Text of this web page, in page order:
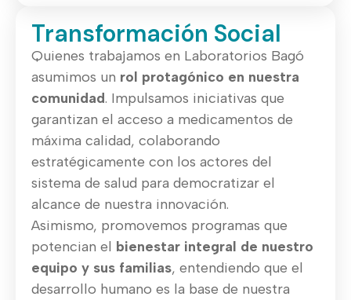
Transformación Social
Quienes trabajamos en Laboratorios Bagó
asumimos un rol protagónico en nuestra
comunidad. Impulsamos iniciativas que
garantizan el acceso a medicamentos de
máxima calidad, colaborando
estratégicamente con los actores del
sistema de salud para democratizar el
alcance de nuestra innovación.
Asimismo, promovemos programas que
potencian el bienestar integral de nuestro
equipo y sus familias, entendiendo que el
desarrollo humano es la base de nuestra